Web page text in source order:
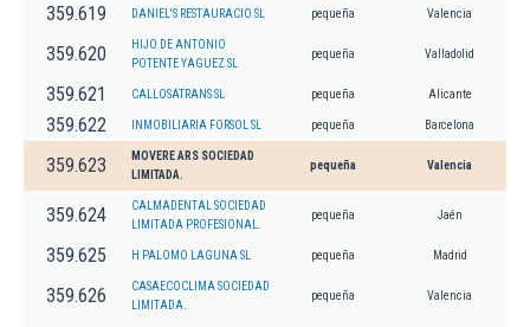
359.619 DANIEL'S RESTAURACIO SL pequeña Valencia
359.620
HIJO DE ANTONIO
POTENTE YAGUEZ SL
pequeña Valladolid
359.621 CALLOSATRANS SL pequeña Alicante
359.622 INMOBILIARIA FORSOL SL pequeña Barcelona
359.623
MOVERE ARS SOCIEDAD
LIMITADA.
pequeña Valencia
359.624
CALMADENTAL SOCIEDAD
LIMITADA PROFESIONAL.
pequeña Jaén
359.625 H PALOMO LAGUNA SL pequeña Madrid
359.626
CASAECOCLIMA SOCIEDAD
LIMITADA.
pequeña Valencia